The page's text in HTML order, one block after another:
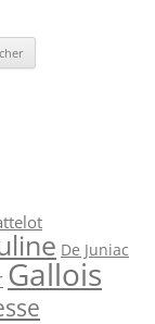
De Juniac
Gallois